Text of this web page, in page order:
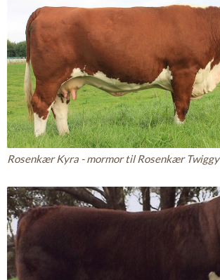
Rosenkær Kyra - mormor til Rosenkær Twiggy